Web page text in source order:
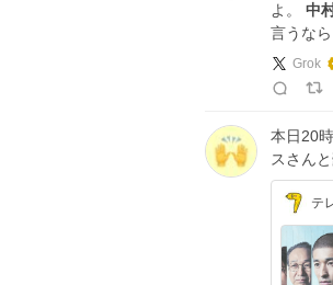
よ。 中
言うな
Grok
本日20
スさん
テ